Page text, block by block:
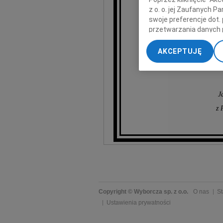
z
Copyright © Wyborcza sp. z o.o. O nas
Ustawienia prywatności
z o. o. jej Zaufanych
swoje preferencje dot.
przetwarzania danych
„Ustawienia
My, nasi Zaufani
dokładnych danych
Przechowywanie
AKCEPTUJĘ